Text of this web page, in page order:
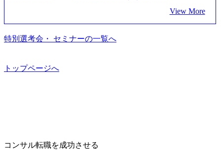
m/our-vision-production.appspot.com/public/images/202505021528
ング会社で、NRI、NTTDATAと同じく世界のFinTech Ranki
開発、運用保守と言った全工程を行う「一気通貫体制」が
特長 ビジネスへの深い理解を持つコンサルタントが集うXs
報 (https://www.xspear.co.jp/member/)一部抜粋 - 伊勢山 昇吾氏:
話 IoT社会の浸透、AIの加速等により半導体需要は世界中で
急伸長しており、それに伴い半導体製造装置の需要も伸長
中 https://storage.googleapis.com/our-vision-production.appspot.co
on-production.appspot.com/public/images/20260224131052_2abe7
cb8-329e-4a45-a8f5-73d9728b2cd7_1200x486.webp https://storag
アドバイザーによる自身のキャリア構築をめざす「キャリ
View More
特別選考会・ セミナーの一覧へ
トップページへ
コンサル転職を成功させる